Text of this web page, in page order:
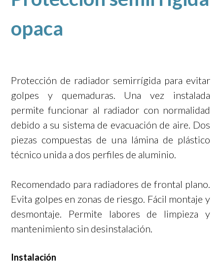
opaca
Protección de radiador semirrígida para evitar
golpes y quemaduras. Una vez instalada
permite funcionar al radiador con normalidad
debido a su sistema de evacuación de aire. Dos
piezas compuestas de una lámina de plástico
técnico unida a dos perfiles de aluminio.
Recomendado para radiadores de frontal plano.
Evita golpes en zonas de riesgo. Fácil montaje y
desmontaje.
Permite labores de limpieza y
mantenimiento sin desinstalación.
Instalación